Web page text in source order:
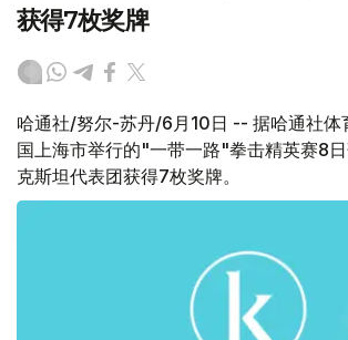
获得7枚奖牌
哈通社/努尔-苏丹/6月10日 -- 据哈通社体
国上海市举行的"一带一路"拳击精英赛8
克斯坦代表团获得7枚奖牌。